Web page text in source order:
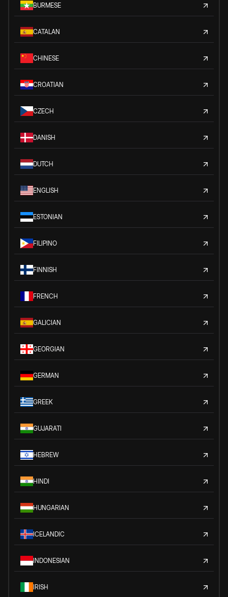
BURMESE
CATALAN
CHINESE
CROATIAN
CZECH
DANISH
DUTCH
ENGLISH
ESTONIAN
FILIPINO
FINNISH
FRENCH
GALICIAN
GEORGIAN
GERMAN
GREEK
GUJARATI
HEBREW
HINDI
HUNGARIAN
ICELANDIC
INDONESIAN
IRISH